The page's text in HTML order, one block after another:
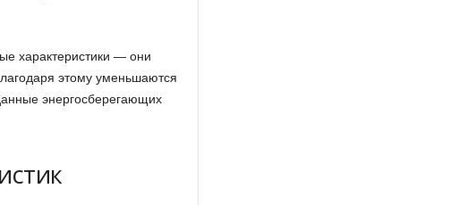
характеристики — они
этому уменьшаются
энергосберегающих